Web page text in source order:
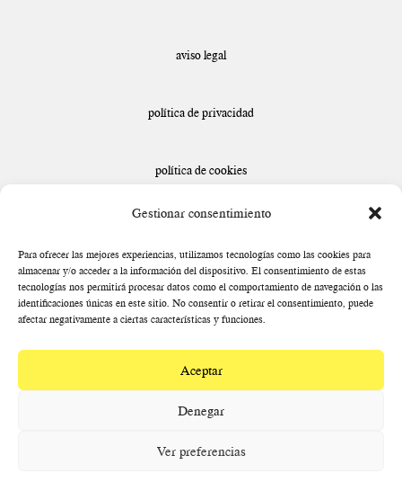
Gestionar consentimiento
Para ofrecer las mejores experiencias, utilizamos tecnologías como las cookies para
almacenar y/o acceder a la información del dispositivo. El consentimiento de estas
tecnologías nos permitirá procesar datos como el comportamiento de navegación o las
identificaciones únicas en este sitio. No consentir o retirar el consentimiento, puede
afectar negativamente a ciertas características y funciones.
Aceptar
Denegar
Ver preferencias
aviso legal
política de privacidad
política de cookies